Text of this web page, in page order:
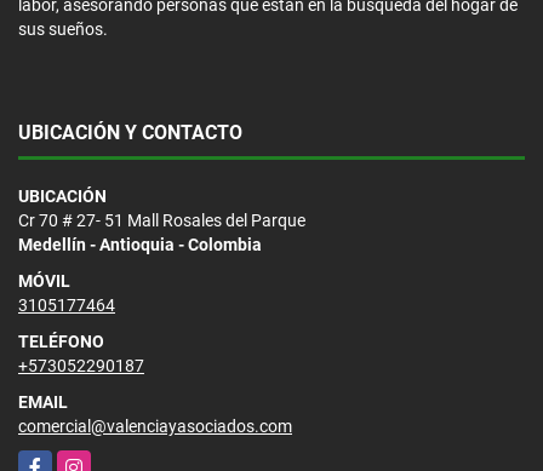
labor, asesorando personas que están en la búsqueda del hogar de
sus sueños.
UBICACIÓN Y CONTACTO
UBICACIÓN
Cr 70 # 27- 51 Mall Rosales del Parque
Medellín - Antioquia - Colombia
MÓVIL
3105177464
TELÉFONO
+573052290187
EMAIL
comercial@valenciayasociados.com
FacebookInstagram